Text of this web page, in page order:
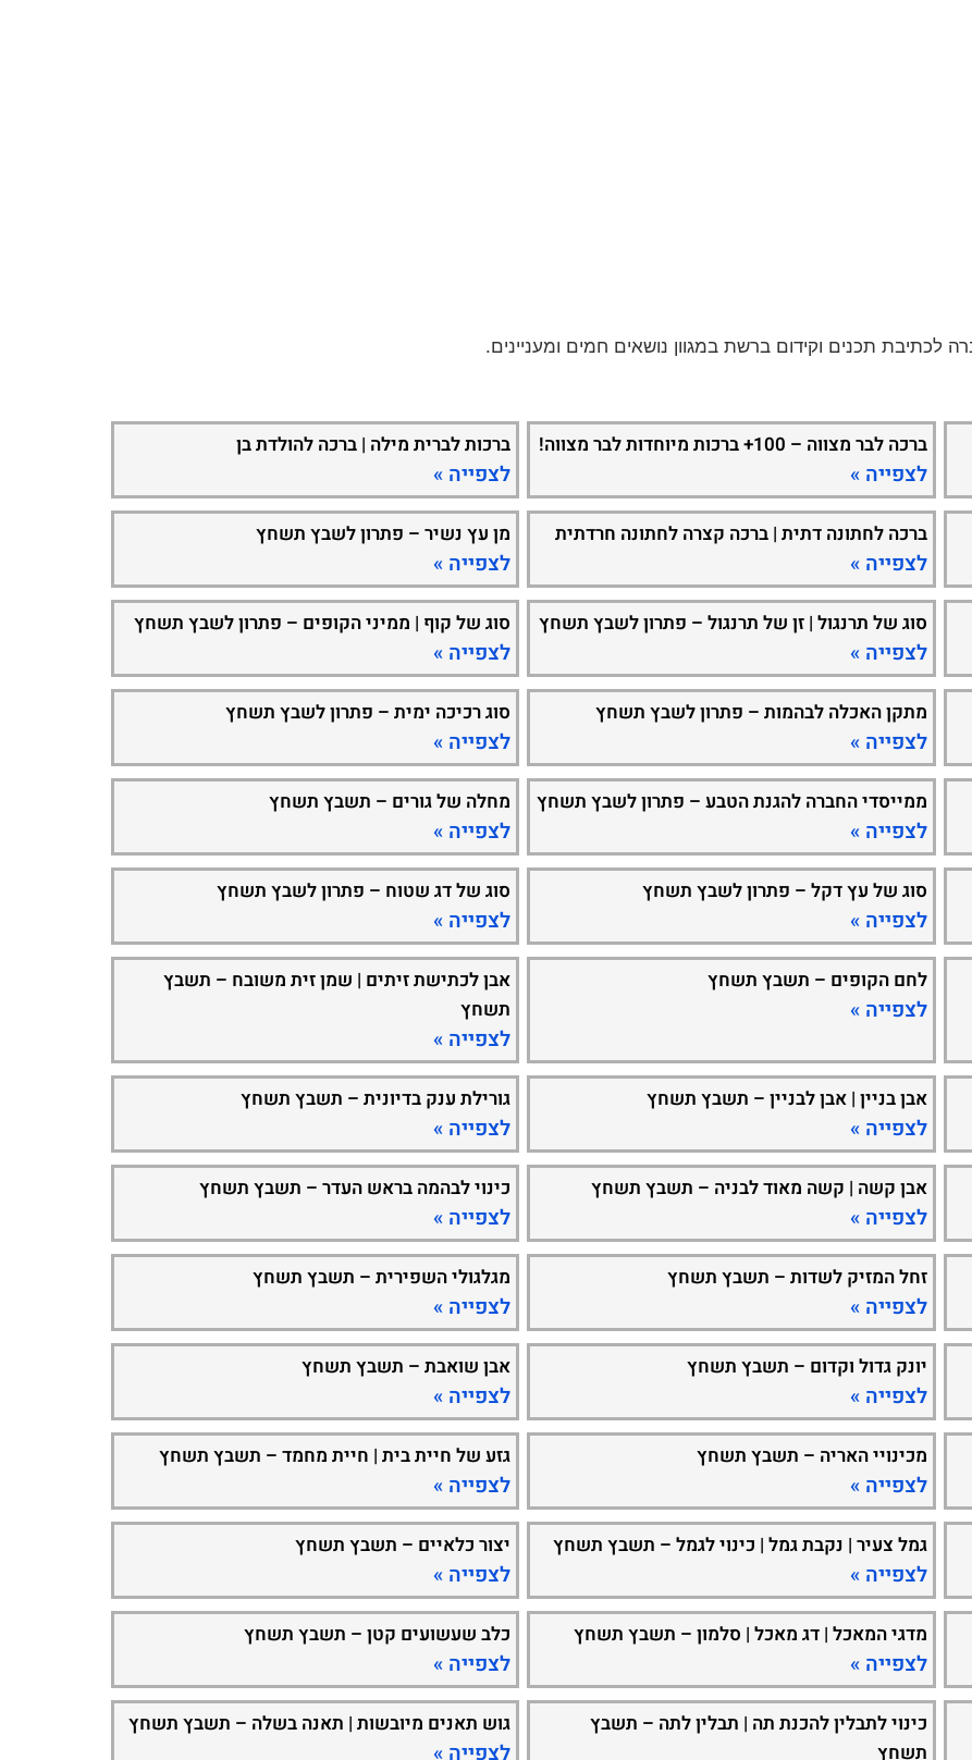
ברכה לבר מצווה – 100+ ברכות מיוחדות לבר מצווה!
לצפייה »
ברכות לברית מילה | ברכה להולדת בן
לצפייה »
ברכה לחתונה דתית | ברכה קצרה לחתונה חרדתית
לצפייה »
מן עץ נשיר – פתרון לשבץ תשחץ
לצפייה »
סוג של תרנגול | זן של תרנגול – פתרון לשבץ תשחץ
לצפייה »
סוג של קוף | ממיני הקופים – פתרון לשבץ תשחץ
לצפייה »
מתקן האכלה לבהמות – פתרון לשבץ תשחץ
לצפייה »
סוג רכיכה ימית – פתרון לשבץ תשחץ
לצפייה »
ממייסדי החברה להגנת הטבע – פתרון לשבץ תשחץ
לצפייה »
מחלה של גורים – תשבץ תשחץ
לצפייה »
סוג של עץ דקל – פתרון לשבץ תשחץ
לצפייה »
סוג של דג שטוח – פתרון לשבץ תשחץ
לצפייה »
לחם הקופים – תשבץ תשחץ
לצפייה »
אבן לכתישת זיתים | שמן זית משובח – תשבץ
תשחץ
לצפייה »
אבן בניין | אבן לבניין – תשבץ תשחץ
לצפייה »
גורילת ענק בדיונית – תשבץ תשחץ
לצפייה »
אבן קשה | קשה מאוד לבניה – תשבץ תשחץ
לצפייה »
כינוי לבהמה בראש העדר – תשבץ תשחץ
לצפייה »
זחל המזיק לשדות – תשבץ תשחץ
לצפייה »
מגלגולי השפירית – תשבץ תשחץ
לצפייה »
יונק גדול וקדום – תשבץ תשחץ
לצפייה »
אבן שואבת – תשבץ תשחץ
לצפייה »
מכינויי האריה – תשבץ תשחץ
לצפייה »
גזע של חיית בית | חיית מחמד – תשבץ תשחץ
לצפייה »
גמל צעיר | נקבת גמל | כינוי לגמל – תשבץ תשחץ
לצפייה »
יצור כלאיים – תשבץ תשחץ
לצפייה »
מדגי המאכל | דג מאכל | סלמון – תשבץ תשחץ
לצפייה »
כלב שעשועים קטן – תשבץ תשחץ
לצפייה »
כינוי לתבלין להכנת תה | תבלין לתה – תשבץ
תשחץ
גוש תאנים מיובשות | תאנה בשלה – תשבץ תשחץ
לצפייה »